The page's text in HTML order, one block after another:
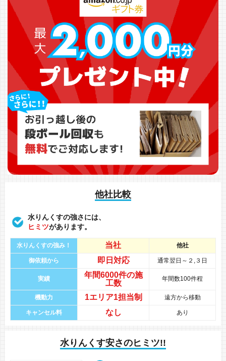
他社比較
水りんくすの強さには、
ヒミツがあります。
水りんくすの強み！ 当社 他社
御依頼から 即日対応 通常翌日～２,３日
実績 年間6000件の施
工数
年間数100件程
機動力 1エリア1担当制 遠方から移動
キャンセル料 なし あり
水りんくす安さのヒミツ!!